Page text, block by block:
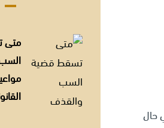
حال
متى